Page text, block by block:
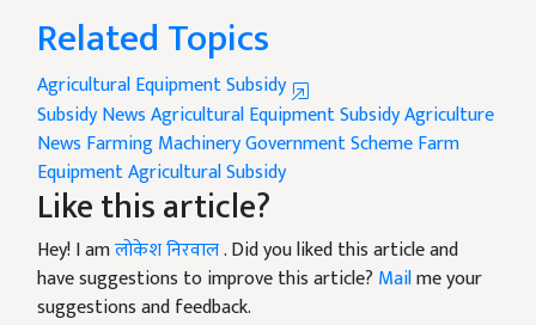
Related Topics
Agricultural Equipment Subsidy
Subsidy News Agricultural Equipment SubsidyAgriculture
News Farming MachineryGovernment SchemeFarm
EquipmentAgricultural Subsidy
Like this article?
Hey! I amलोकेश निरवाल. Did you liked this article and
have suggestions to improve this article? Mailme your
suggestions and feedback.